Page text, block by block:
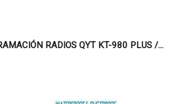
RADIOS QYT KT-980 PLUS /...